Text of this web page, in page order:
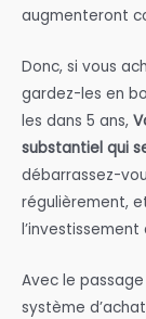
augmenteront
Donc, si vous
gardez-les en
les dans 5 ans,
substantiel qui
débarrassez-
régulièrement,
Avec le
système